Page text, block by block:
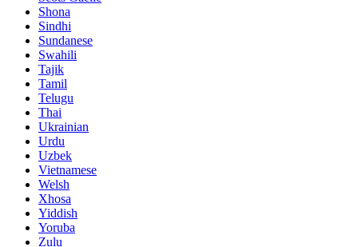
Shona
Sindhi
Sundanese
Swahili
Tajik
Tamil
Telugu
Thai
Ukrainian
Urdu
Uzbek
Vietnamese
Welsh
Xhosa
Yiddish
Yoruba
Zulu